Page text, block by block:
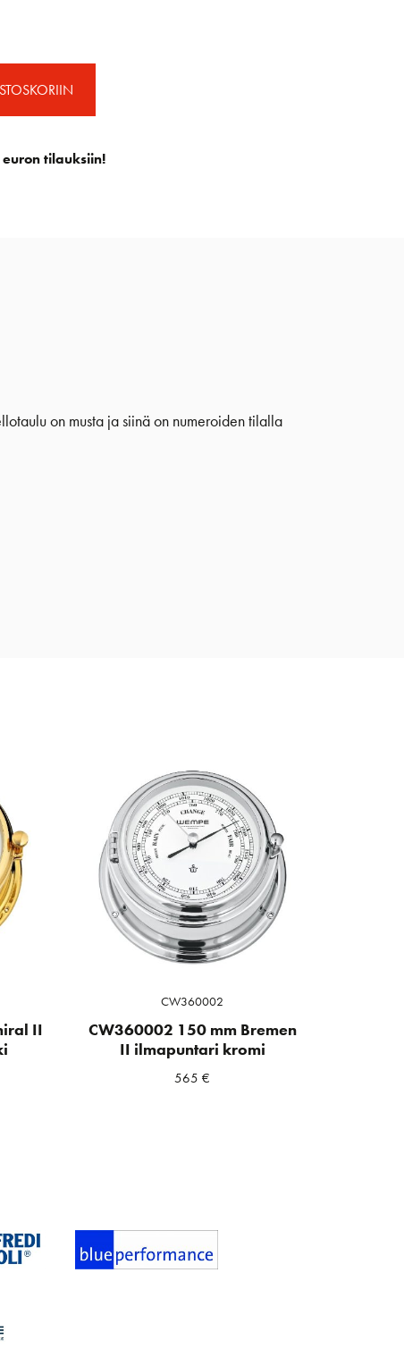
tilauksiin!
on musta ja siinä on numeroiden tilalla
II
CW360002
CW360002 150 mm Bremen
II ilmapuntari kromi
565€